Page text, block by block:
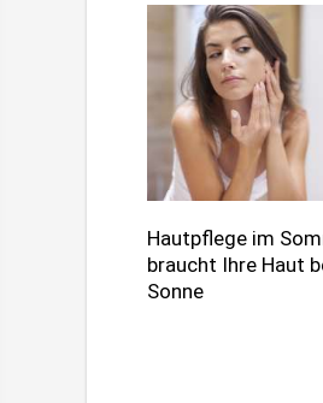
Hautpflege im
braucht Ihre Haut
Sonne